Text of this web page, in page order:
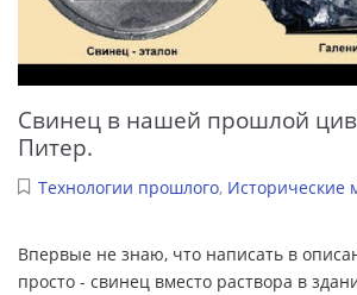
Свинец в нашей прошлой
Питер.
Технологии прошлого, Исторические
Впервые не знаю, что написать в
просто - свинец вместо раствора в